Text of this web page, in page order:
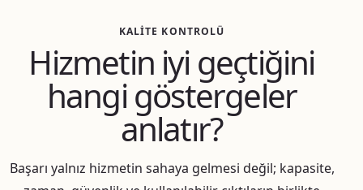
KALITE KONTROLÜ
Hizmetin iyi geçtiğini
hangi göstergeler
anlatır?
Başarı yalnız hizmetin sahaya gelmesi değil; kapasite,